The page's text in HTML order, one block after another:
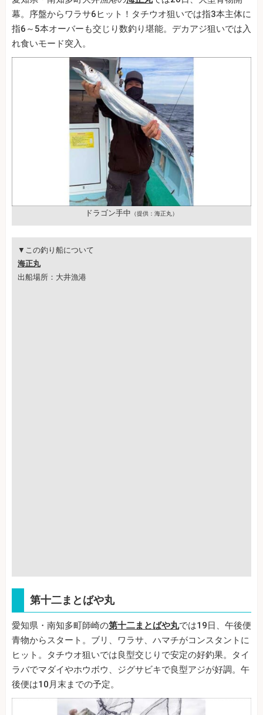
幕。序盤からワラサ6ヒット！タチウオ狙いでは指3本主体に
指6～5本オーバーも交じり数釣り堪能。デカアジ狙いでは入
れ食いモード突入。
ドラゴン手中 （提供：海正丸）
▼この釣り船について
海正丸
出船場所：大井漁港
第十二まとばや丸
愛知県・南知多町師崎の第十二まとばや丸では19日、午後便
青物からスタート。ブリ、ワラサ、ハマチがコンスタントに
ヒット。タチウオ狙いでは良型交じりで安定の好釣果。タイ
ラバでマダイやホウボウ、ジグサビキで良型アジが好調。午
後便は10月末までの予定。